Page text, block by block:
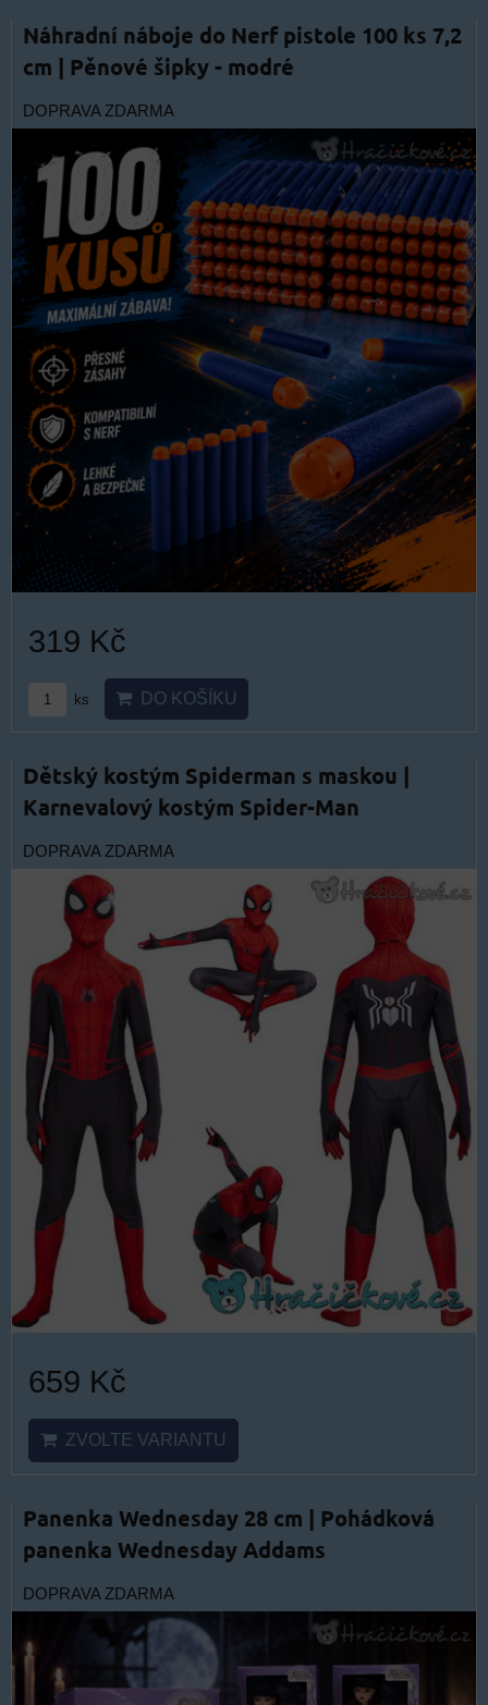
Náhradní náboje do Nerf pistole 100 ks 7,2
cm | Pěnové šipky - modré
DOPRAVA ZDARMA
319 Kč
ks DO KOŠÍKU
Dětský kostým Spiderman s maskou |
Karnevalový kostým Spider-Man
DOPRAVA ZDARMA
659 Kč
ZVOLTE VARIANTU
Panenka Wednesday 28 cm | Pohádková
panenka Wednesday Addams
DOPRAVA ZDARMA